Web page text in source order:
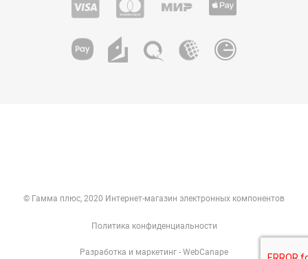
© Гамма плюс, 2020 Интернет-магазин электронных компонентов
Политика конфиденциальности
Разработка и маркетинг - WebCanape